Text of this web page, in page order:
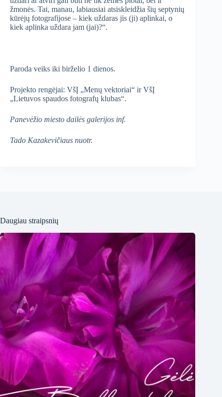
žmonės. Tai, manau, labiausiai atsiskleidžia šių septynių
kūrėjų fotografijose – kiek uždaras jis (ji) aplinkai, o
kiek aplinka uždara jam (jai)?“.
Paroda veiks iki birželio 1 dienos.
Projekto rengėjai: VšĮ „Menų vektoriai“ ir VšĮ
„Lietuvos spaudos fotografų klubas“.
Panevėžio miesto dailės galerijos inf.
Tado Kazakevičiaus nuotr.
Daugiau straipsnių